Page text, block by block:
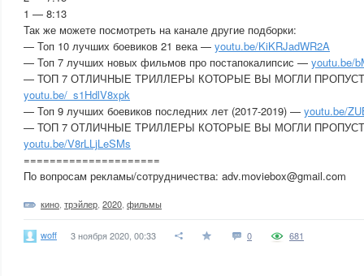
1 — 8:13
Так же можете посмотреть на канале другие подборки:
— Топ 10 лучших боевиков 21 века — youtu.be/KiKRJadWR2A
— Топ 7 лучших новых фильмов про постапокалипсис — youtu.be/
— ТОП 7 ОТЛИЧНЫЕ ТРИЛЛЕРЫ КОТОРЫЕ ВЫ МОГЛИ
youtu.be/_s1HdlV8xpk
— Топ 9 лучших боевиков последних лет (2017-2019) — youtu.be/
— ТОП 7 ОТЛИЧНЫЕ ТРИЛЛЕРЫ КОТОРЫЕ ВЫ МОГЛИ
youtu.be/V8rLLjLeSMs
=====================
По вопросам рекламы/сотрудничества: adv.moviebox@gmail.com
кино трэйлер 2020 фильмы
woff 3 ноября 2020, 00:33 0 681